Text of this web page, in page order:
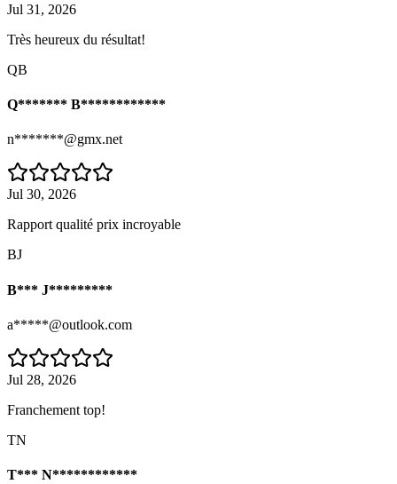
Jul 31, 2026
Très heureux du résultat!
QB
Q******* B************
n*******@gmx.net
Jul 30, 2026
Rapport qualité prix incroyable
BJ
B*** J*********
a*****@outlook.com
Jul 28, 2026
Franchement top!
TN
T*** N************